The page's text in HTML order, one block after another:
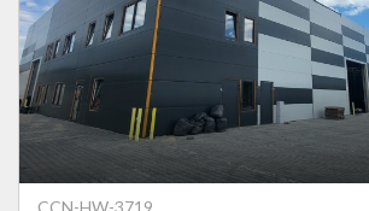
CCN-HW-3719